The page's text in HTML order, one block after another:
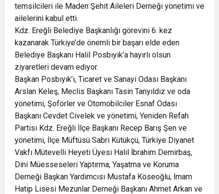
temsilcileri ile Maden Şehit Aileleri Derneği yönetimi ve
ailelerini kabul etti.
Kdz. Ereğli Belediye Başkanlığı görevini 6. kez
kazanarak Türkiye’de önemli bir başarı elde eden
Belediye Başkanı Halil Posbıyık’a hayırlı olsun
ziyaretleri devam ediyor.
Başkan Posbıyık’ı, Ticaret ve Sanayi Odası Başkanı
Arslan Keleş, Meclis Başkanı Tasin Tanyıldız ve oda
yönetimi, Şoförler ve Otomobilciler Esnaf Odası
Başkanı Cevdet Civelek ve yönetimi, Yeniden Refah
Partisi Kdz. Ereğli İlçe Başkanı Recep Barış Şen ve
yönetimi, İlçe Müftüsü Sabri Kütükçü, Türkiye Diyanet
Vakfı Mütevelli Heyeti Üyesi Halil İbrahim Demirbaş,
Dini Müesseseleri Yaptırma, Yaşatma ve Koruma
Derneği Başkan Yardımcısı Mustafa Köseoğlu, İmam
Hatip Lisesi Mezunlar Derneği Başkanı Ahmet Arkan ve